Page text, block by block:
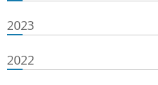
2023
2022